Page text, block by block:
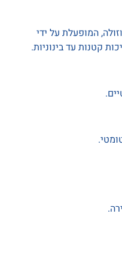
המופעלת על ידי
קטנות עד בינוניות.